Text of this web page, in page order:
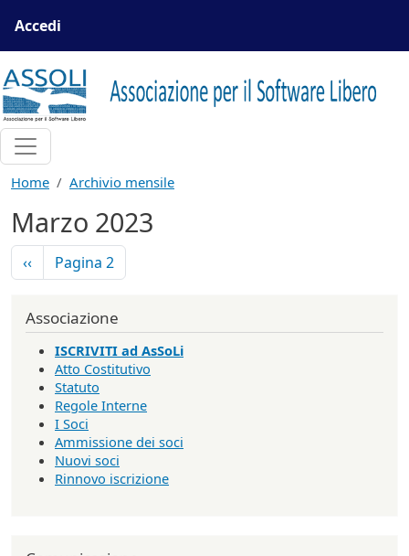
Menu profilo utente
Accedi
Home Archivio mensile
Marzo 2023
Paginazione
Pagina precedente
‹‹ Pagina 2
Associazione
ISCRIVITI ad AsSoLi
Atto Costitutivo
Statuto
Regole Interne
I Soci
Ammissione dei soci
Nuovi soci
Rinnovo iscrizione